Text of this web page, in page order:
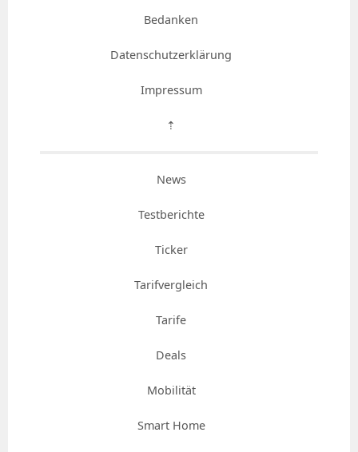
Bedanken
Datenschutzerklärung
Impressum
⇡
News
Testberichte
Ticker
Tarifvergleich
Tarife
Deals
Mobilität
Smart Home